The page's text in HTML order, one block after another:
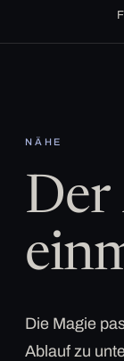
NÄHE
Der
Die Magie
Ablauf zu